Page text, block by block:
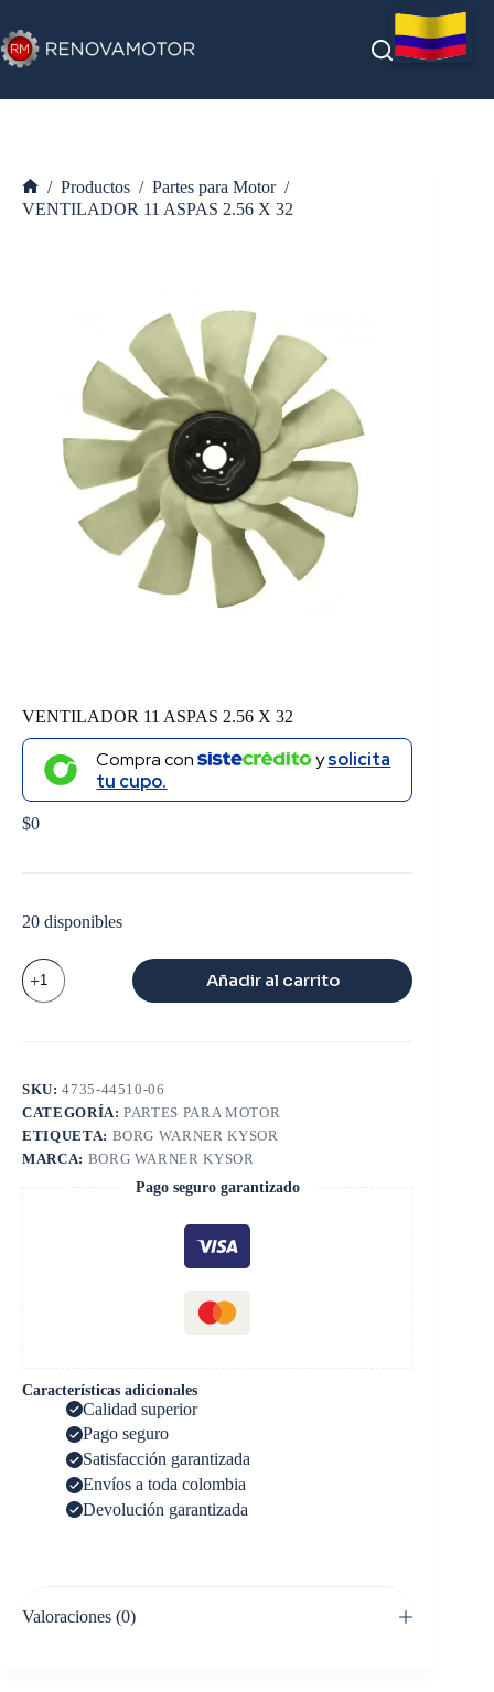
al
contenido
Inicio
/ Productos / Partes para Motor /
VENTILADOR 11 ASPAS 2.56 X 32
VENTILADOR 11 ASPAS 2.56 X 32
Compra con ysolicita
tu cupo.
$0
20 disponibles
VENTILADOR
11
ASPAS
Añadir al carrito
SKU:4735-44510-06
CATEGORÍA:PARTES PARA MOTOR
ETIQUETA: BORG WARNER KYSOR
MARCA: BORG WARNER KYSOR
Pago seguro garantizado
Características adicionales
Calidad superior
Pago seguro
Satisfacción garantizada
Envíos a toda colombia
Devolución garantizada
Valoraciones (0)